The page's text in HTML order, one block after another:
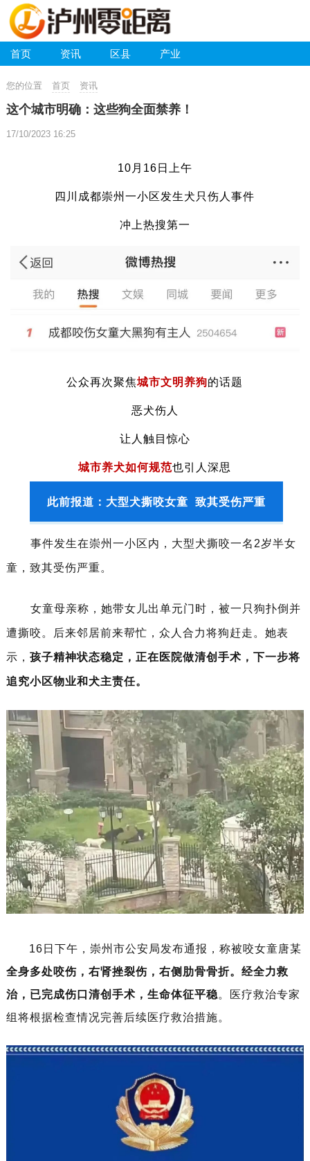
首页 资讯 区县 产业
您的位置 首页 资讯
这个城市明确：这些狗全面禁养！
17/10/2023 16:25
10月16日上午
四川成都崇州一小区发生犬只伤人事件
冲上热搜第一
公众再次聚焦城市文明养狗的话题
恶犬伤人
让人触目惊心
城市养犬如何规范也引人深思
此前报道：大型犬撕咬女童 致其受伤严重
事件发生在崇州一小区内，大型犬撕咬一名2岁半女
童，致其受伤严重。
女童母亲称，她带女儿出单元门时，被一只狗扑倒并
遭撕咬。后来邻居前来帮忙，众人合力将狗赶走。她表
示， 孩子精神状态稳定，正在医院做清创手术，下一步将
追究小区物业和犬主责任。
16日下午，崇州市公安局发布通报，称被咬女童唐某
全身多处咬伤，右肾挫裂伤，右侧肋骨骨折。经全力救
治，已完成伤口清创手术，生命体征平稳。
医疗救治专家
组将根据检查情况完善后续医疗救治措施。